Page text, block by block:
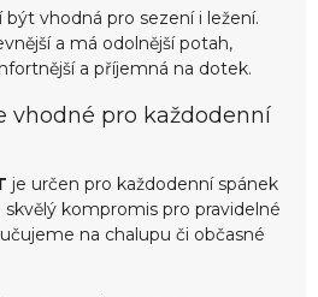
vhodná pro sezení i ležení.
a má odolnější potah,
a příjemná na dotek.
vhodné pro každodenní
je určen pro každodenní spánek
skvělý kompromis pro pravidelné
na chalupu či občasné